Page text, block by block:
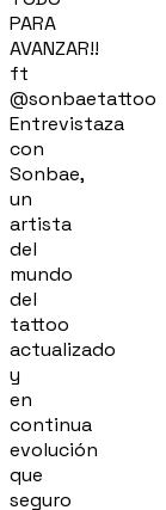
PARA
AVANZAR!!
ft
@sonbaetattoo
Entrevistaza
con
Sonbae,
un
artista
del
mundo
del
tattoo
actualizado
y
en
continua
evolución
que
seguro